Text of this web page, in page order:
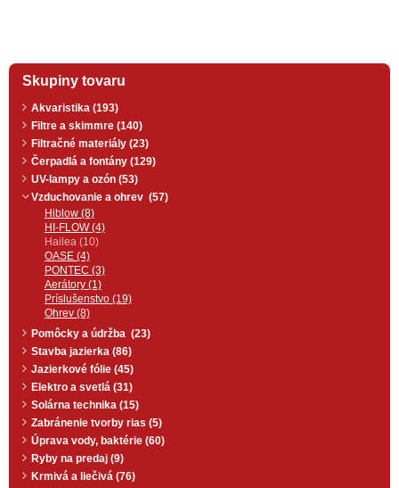
Skupiny tovaru
Akvaristika (193)
Filtre a skimmre (140)
Filtračné materiály (23)
Čerpadlá a fontány (129)
UV-lampy a ozón (53)
Vzduchovanie a ohrev (57)
Hiblow (8)
HI-FLOW (4)
Hailea (10)
OASE (4)
PONTEC (3)
Aerátory (1)
Príslušenstvo (19)
Ohrev (8)
Pomôcky a údržba (23)
Stavba jazierka (86)
Jazierkové fólie (45)
Elektro a svetlá (31)
Solárna technika (15)
Zabránenie tvorby rias (5)
Úprava vody, baktérie (60)
Ryby na predaj (9)
Krmivá a liečivá (76)